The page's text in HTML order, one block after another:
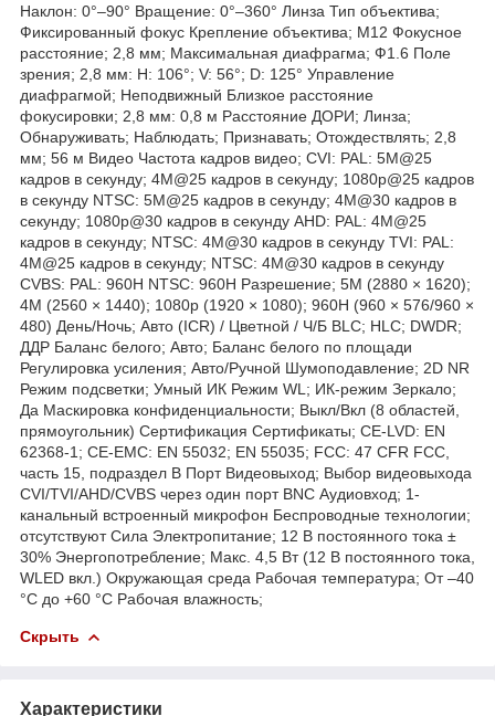
Наклон: 0°–90° Вращение: 0°–360° Линза Тип объектива;
Фиксированный фокус Крепление объектива; М12 Фокусное
расстояние; 2,8 мм; Максимальная диафрагма; Ф1.6 Поле
зрения; 2,8 мм: H: 106°; V: 56°; D: 125° Управление
диафрагмой; Неподвижный Близкое расстояние
фокусировки; 2,8 мм: 0,8 м Расстояние ДОРИ; Линза;
Обнаруживать; Наблюдать; Признавать; Отождествлять; 2,8
мм; 56 м Видео Частота кадров видео; CVI: PAL: 5M@25
кадров в секунду; 4M@25 кадров в секунду; 1080p@25 кадров
в секунду NTSC: 5M@25 кадров в секунду; 4M@30 кадров в
секунду; 1080p@30 кадров в секунду AHD: PAL: 4M@25
кадров в секунду; NTSC: 4M@30 кадров в секунду TVI: PAL:
4M@25 кадров в секунду; NTSC: 4M@30 кадров в секунду
CVBS: PAL: 960H NTSC: 960H Разрешение; 5М (2880 × 1620);
4М (2560 × 1440); 1080p (1920 × 1080); 960H (960 × 576/960 ×
480) День/Ночь; Авто (ICR) / Цветной / Ч/Б BLC; HLC; DWDR;
ДДР Баланс белого; Авто; Баланс белого по площади
Регулировка усиления; Авто/Ручной Шумоподавление; 2D NR
Режим подсветки; Умный ИК Режим WL; ИК-режим Зеркало;
Да Маскировка конфиденциальности; Выкл/Вкл (8 областей,
прямоугольник) Сертификация Сертификаты; CE-LVD: EN
62368-1; CE-EMC: EN 55032; EN 55035; FCC: 47 CFR FCC,
часть 15, подраздел B Порт Видеовыход; Выбор видеовыхода
CVI/TVI/AHD/CVBS через один порт BNC Аудиовход; 1-
канальный встроенный микрофон Беспроводные технологии;
отсутствуют Сила Электропитание; 12 В постоянного тока ±
30% Энергопотребление; Макс. 4,5 Вт (12 В постоянного тока,
WLED вкл.) Окружающая среда Рабочая температура; От –40
°C до +60 °C Рабочая влажность;
Скрыть
Характеристики